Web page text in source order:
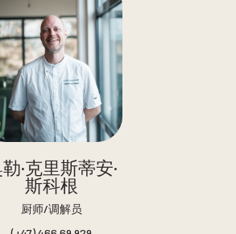
·克里斯蒂安·
斯科根
厨师/调解员